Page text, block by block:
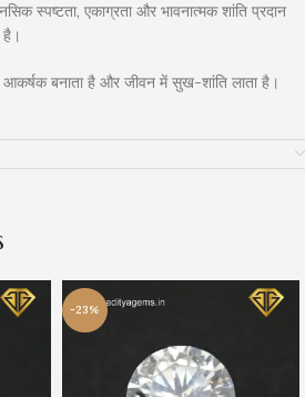
स्पष्टता, एकाग्रता और भावनात्मक शांति प्रदान
आकर्षक बनाता है और जीवन में सुख-शांति लाता है।
-23%